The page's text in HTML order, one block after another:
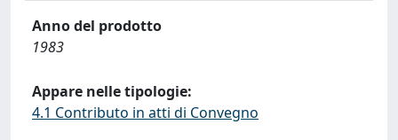
Anno del prodotto
1983
Appare nelle tipologie:
4.1 Contributo in atti di Convegno